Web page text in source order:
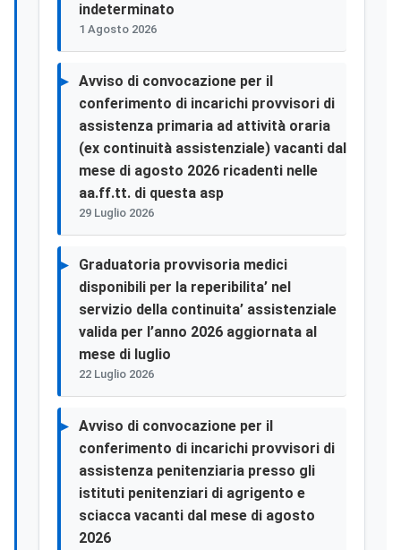
indeterminato
1 Agosto 2026
Avviso di convocazione per il
conferimento di incarichi provvisori di
assistenza primaria ad attività oraria
(ex continuità assistenziale) vacanti dal
mese di agosto 2026 ricadenti nelle
aa.ff.tt. di questa asp
29 Luglio 2026
Graduatoria provvisoria medici
disponibili per la reperibilita’ nel
servizio della continuita’ assistenziale
valida per l’anno 2026 aggiornata al
mese di luglio
22 Luglio 2026
Avviso di convocazione per il
conferimento di incarichi provvisori di
assistenza penitenziaria presso gli
istituti penitenziari di agrigento e
sciacca vacanti dal mese di agosto
2026